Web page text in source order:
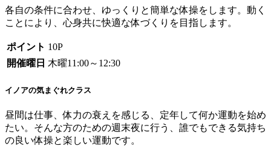
各自の条件に合わせ、ゆっくりと簡単な体操をします。動く
ことにより、心身共に快適な体づくりを目指します。
ポイント 10P
開催曜日 木曜11:00～12:30
イノアの気まぐれクラス
昼間は仕事、体力の衰えを感じる、定年して何か運動を始め
たい。そんな方のための週末夜に行う、誰でもできる気持ち
の良い体操と楽しい運動です。